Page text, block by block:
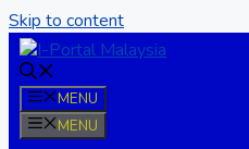
Skip to content
MENU
MENU